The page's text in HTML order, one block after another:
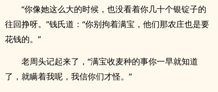
“你像她这么大的时候，也没看着你几十个银锭子的
往回挣呀。”钱氏道：“你别拘着满宝，他们那农庄也是要
花钱的。”
老周头记起来了，“满宝收麦种的事你一早就知道
了，就瞒着我呢，我信你们才怪。”